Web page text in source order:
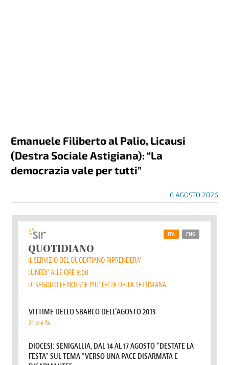
Emanuele Filiberto al Palio, Licausi
(Destra Sociale Astigiana): “La
democrazia vale per tutti”
6 AGOSTO 2026